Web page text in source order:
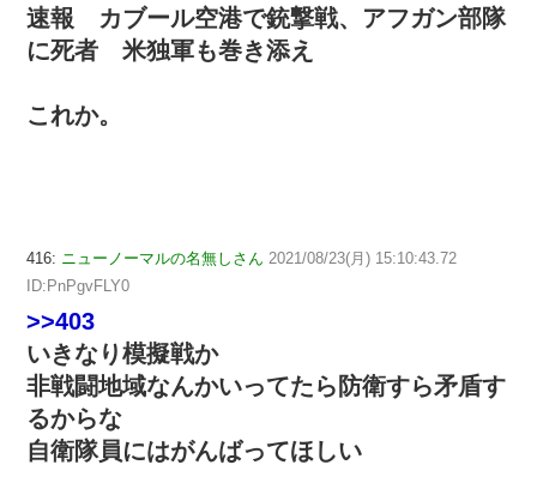
速報 カブール空港で銃撃戦、アフガン部隊
に死者 米独軍も巻き添え
これか。
416: ニューノーマルの名無しさん 2021/08/23(月) 15:10:43.72
ID:PnPgvFLY0
>>403
いきなり模擬戦か
非戦闘地域なんかいってたら防衛すら矛盾す
るからな
自衛隊員にはがんばってほしい